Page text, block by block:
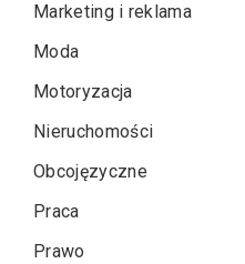
Marketing i reklama
Moda
Motoryzacja
Nieruchomości
Obcojęzyczne
Praca
Prawo